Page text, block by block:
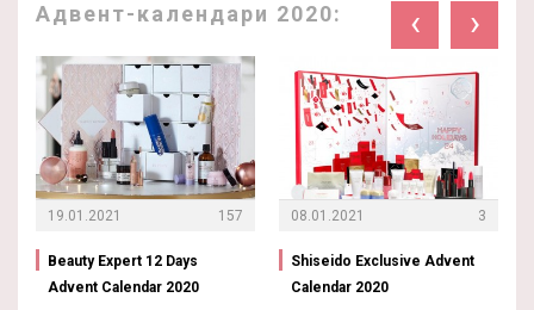
Адвент-календари 2020: ‹ ›
19.01.2021 157
Beauty Expert 12 Days
Advent Calendar 2020
08.01.2021 3
Shiseido Exclusive Advent
Calendar 2020